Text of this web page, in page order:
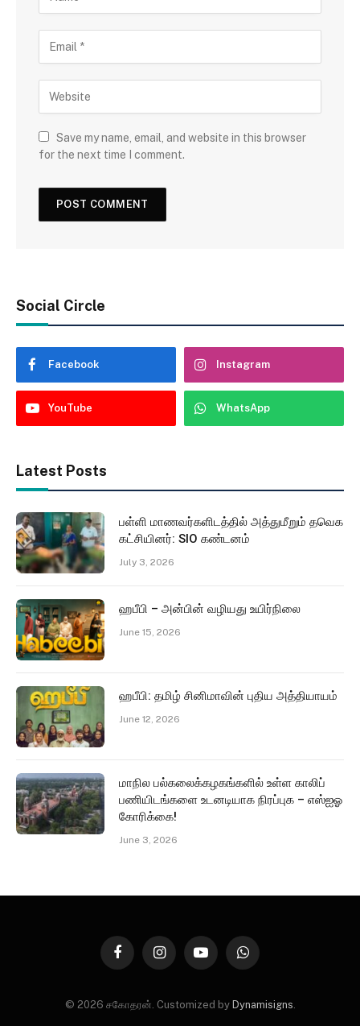
Save my name, email, and website in this browser
for the next time I comment.
Social Circle
Facebook Instagram
YouTube WhatsApp
Latest Posts
பள்ளி மாணவர்களிடத்தில் அத்துமீறும் தவெக
கட்சியினர்: SIO கண்டனம்
July 3, 2026
ஹபீபி – அன்பின் வழியது உயிர்நிலை
June 15, 2026
ஹபீபி: தமிழ் சினிமாவின் புதிய அத்தியாயம்
June 12, 2026
மாநில பல்கலைக்கழகங்களில் உள்ள காலிப்
பணியிடங்களை உடனடியாக நிரப்புக – எஸ்ஐஓ
கோரிக்கை!
June 3, 2026
FacebookInstagramYouTubeWhatsApp
© 2026 சகோதரன். Customized by Dynamisigns